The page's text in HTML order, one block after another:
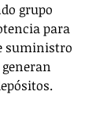
grupo
para
suministro